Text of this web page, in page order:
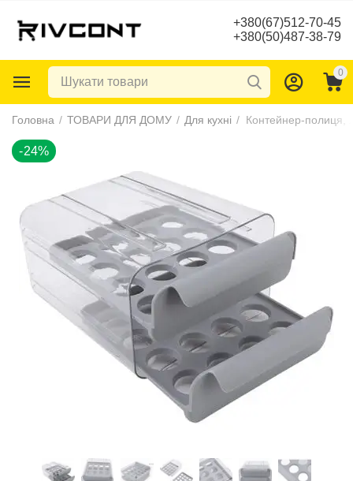
+380(67)512-70-45
+380(50)487-38-79
0
Головна / ТОВАРИ ДЛЯ ДОМУ / Для кухні /